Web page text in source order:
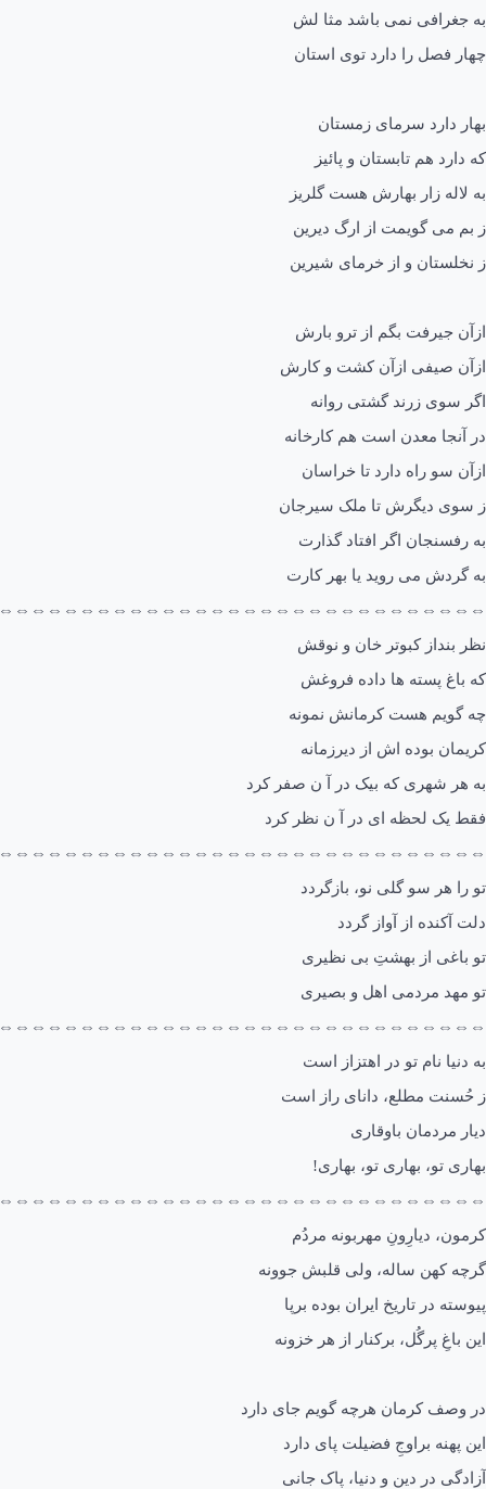
به جغرافی نمی باشد مثا لش
چهار فصل را دارد توی استان
بهار دارد سرمای زمستان
که دارد هم تابستان و پائیز
به لاله زار بهارش هست گلریز
ز بم می گویمت از ارگ دیرین
ز نخلستان و از خرمای شیرین
ازآن جیرفت بگم از ترو بارش
ازآن صیفی ازآن کشت و کارش
اگر سوی زرند گشتی روانه
در آنجا معدن است هم کارخانه
ازآن سو راه دارد تا خراسان
ز سوی دیگرش تا ملک سیرجان
به رفسنجان اگر افتاد گذارت
به گردش می روید یا بهر کارت
نظر بنداز کبوتر خان و نوقش
که باغ پسته ها داده فروغش
چه گویم هست کرمانش نمونه
کریمان بوده اش از دیرزمانه
به هر شهری که بیک در آ ن صفر کرد
فقط یک لحظه ای در آ ن نظر کرد
تو را هر سو گلی نو، بازگردد
دلت آکنده از آواز گردد
تو باغی از بهشتِ بی نظیری
تو مهد مردمی اهل و بصیری
به دنیا نام تو در اهتزاز است
ز حُسنت مطلع، دانای راز است
دیار مردمان باوقاری
بهاری تو، بهاری تو، بهاری!
کرمون، دیارِونِ مهربونه مردُم
گرچه کهن ساله، ولی قلبش جوونه
پیوسته در تاریخ ایران بوده برپا
این باغِ پرگُل، برکنار از هر خزونه
در وصف کرمان هرچه گویم جای دارد
این پهنه براوجِ فضیلت پای دارد
آزادگی در دین و دنیا، پاک جانی